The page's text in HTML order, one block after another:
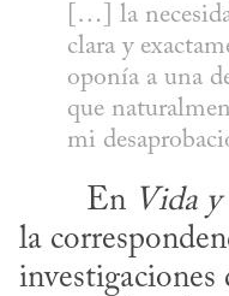
[…] la
clara y
oponía a una
que
mi
​	En Vida y
la
investigaciones